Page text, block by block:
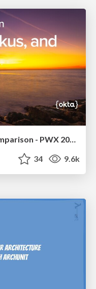
Java REST API Framework Comparison - PWX 2021
34 9.6k